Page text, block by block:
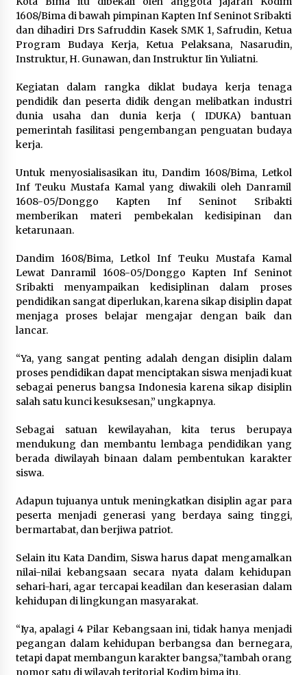
Sambut Hari Anak 2026 Bertema “21 Kambeke
Anak”, Babinkamtibmas Desa Ta’a dan Babinsa
Desa Ta’a Gelar Patroli KambekeMalam
3 minggu ago
Pelarian terduga Otak Curanmor di Kecamatan
kempo, Berakhir di tangan Tim Opsnal Polsek
Kempo
3 minggu ago
Tim Opsnal Polsek Kempo Amankan salah satu
selama Sepekan
4 minggu ago
Tim Opsnal Polsek Kempo Amankan salah satu
Terduga Curanmor yang sempat jadi DPO
selama Sepekan
Sekjen GTKN Desak Revisi PermenPANRB
Nomor 9 Tahun 2026, Soroti Ketidakpastian
Nasib PPPK Paruh Waktu di Tengah
Keterbatasan Fiskal Daerah
4 minggu ago
Humanis, Dialog dengan PT SMS Hasilkan
Kesepakatan Awal Demi Menjaga Harkamtibmas
1 bulan ago
SATRESNARKOBA POLRES DOMPU AMANKAN
KEMPO, BELASAN PAKET DIDUGA SABU DISITA
1 bulan ago
1608/Bima di bawah pimpinan Kapten Inf Seninot Sribakti
dan dihadiri Drs Safruddin Kasek SMK 1, Safrudin, Ketua
Program Budaya Kerja, Ketua Pelaksana, Nasarudin,
Instruktur, H. Gunawan, dan Instruktur Iin Yuliatni.
Kegiatan dalam rangka diklat budaya kerja tenaga
pendidik dan peserta didik dengan melibatkan industri
dunia usaha dan dunia kerja ( IDUKA) bantuan
pemerintah fasilitasi pengembangan penguatan budaya
kerja.
Untuk menyosialisasikan itu, Dandim 1608/Bima, Letkol
Inf Teuku Mustafa Kamal yang diwakili oleh Danramil
1608-05/Donggo Kapten Inf Seninot Sribakti
memberikan materi pembekalan kedisipinan dan
ketarunaan.
Dandim 1608/Bima, Letkol Inf Teuku Mustafa Kamal
Lewat Danramil 1608-05/Donggo Kapten Inf Seninot
Sribakti menyampaikan kedisiplinan dalam proses
pendidikan sangat diperlukan, karena sikap disiplin dapat
menjaga proses belajar mengajar dengan baik dan
lancar.
“Ya, yang sangat penting adalah dengan disiplin dalam
proses pendidikan dapat menciptakan siswa menjadi kuat
sebagai penerus bangsa Indonesia karena sikap disiplin
salah satu kunci kesuksesan,” ungkapnya.
Sebagai satuan kewilayahan, kita terus berupaya
mendukung dan membantu lembaga pendidikan yang
berada diwilayah binaan dalam pembentukan karakter
siswa.
Adapun tujuanya untuk meningkatkan disiplin agar para
peserta menjadi generasi yang berdaya saing tinggi,
bermartabat, dan berjiwa patriot.
Selain itu Kata Dandim, Siswa harus dapat mengamalkan
nilai-nilai kebangsaan secara nyata dalam kehidupan
sehari-hari, agar tercapai keadilan dan keserasian dalam
kehidupan di lingkungan masyarakat.
“Iya, apalagi 4 Pilar Kebangsaan ini, tidak hanya menjadi
pegangan dalam kehidupan berbangsa dan bernegara,
tetapi dapat membangun karakter bangsa,”tambah orang
nomor satu di wilayah teritorial Kodim bima itu.